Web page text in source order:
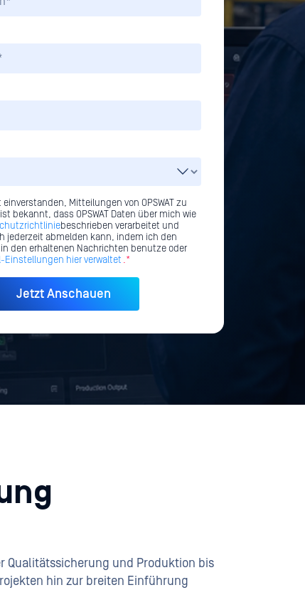
Mitteilungen von OPSWAT zu
bekannt, dass OPSWAT Daten über mich wie
beschrieben verarbeitet und
jederzeit abmelden kann, indem ich den
den erhaltenen Nachrichten benutze oder
Einstellungen hier verwaltet .*
Qualitätssicherung und Produktion bis
hin zur breiten Einführung